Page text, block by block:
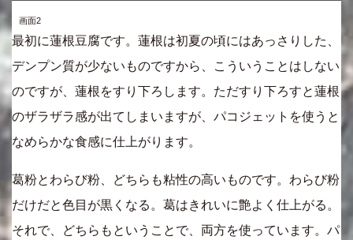
画面2
最初に蓮根豆腐です。蓮根は初夏の頃にはあっさりした、
デンプン質が少ないものですから、こういうことはしない
のですが、蓮根をすり下ろします。ただすり下ろすと蓮根
のザラザラ感が出てしまいますが、パコジェットを使うと
なめらかな食感に仕上がります。
葛粉とわらび粉、どちらも粘性の高いものです。わらび粉
だけだと色目が黒くなる。葛はきれいに艶よく仕上がる。
それで、どちらもということで、両方を使っています。パ